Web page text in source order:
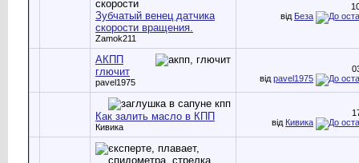
Зубчатый венец датчика
скорости вращения.
Zamok211
від Беза
АКПП
глючит
pavel1975
від pavel1975
Как залить масло в КПП
Кивика
від Кивика